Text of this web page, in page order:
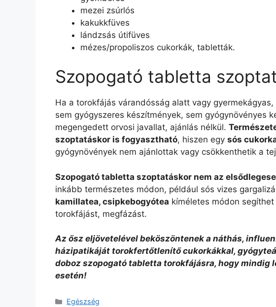
mezei zsúrlós
kakukkfüves
lándzsás útifüves
mézes/propoliszos cukorkák, tabletták.
Szopogató tabletta
Ha a torokfájás várandósság alatt vagy
sem gyógyszeres készítmények, sem gyógynövényes
megengedett orvosi javallat, ajánlás nélkül.
szoptatáskor is fogyasztható, hiszen egy sós
gyógynövények nem ajánlottak vagy csökkenthetik a
Szopogató tabletta szoptatáskor nem az
inkább természetes módon, például sós vizes
kamillatea, csipkebogyótea kíméletes módon
torokfájást, megfázást.
Az ősz eljövetelével beköszöntenek a náthás,
házipatikáját torokfertőtlenítő cukorkákkal,
doboz szopogató tabletta torokfájásra, hogy mindig
esetén!
Kategória
Egészség